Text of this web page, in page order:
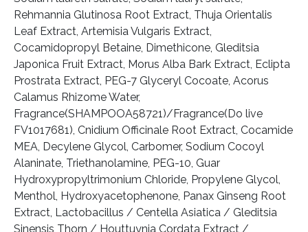
Rehmannia Glutinosa Root Extract, Thuja Orientalis
Leaf Extract, Artemisia Vulgaris Extract,
Cocamidopropyl Betaine, Dimethicone, Gleditsia
Japonica Fruit Extract, Morus Alba Bark Extract, Eclipta
Prostrata Extract, PEG-7 Glyceryl Cocoate, Acorus
Calamus Rhizome Water,
Fragrance(SHAMPOOA58721)/Fragrance(Do live
FV1017681), Cnidium Officinale Root Extract, Cocamide
MEA, Decylene Glycol, Carbomer, Sodium Cocoyl
Alaninate, Triethanolamine, PEG-10, Guar
Hydroxypropyltrimonium Chloride, Propylene Glycol,
Menthol, Hydroxyacetophenone, Panax Ginseng Root
Extract, Lactobacillus / Centella Asiatica / Gleditsia
Sinensis Thorn / Houttuynia Cordata Extract /